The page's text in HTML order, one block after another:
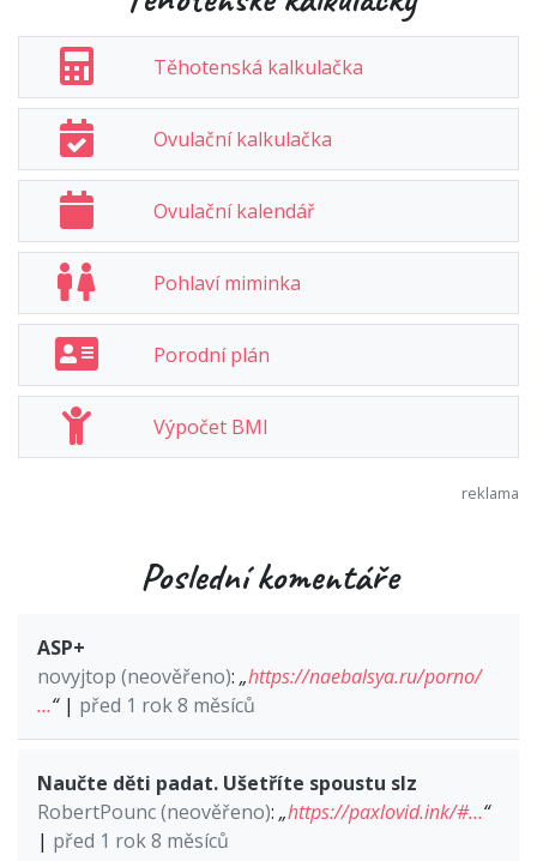
Těhotenská kalkulačka
Ovulační kalkulačka
Ovulační kalendář
Pohlaví miminka
Porodní plán
Výpočet BMI
Poslední komentáře
ASP+
novyjtop (neověřeno): „https://naebalsya.ru/porno/
…“| před 1 rok 8 měsíců
Naučte děti padat. Ušetříte spoustu slz
RobertPounc (neověřeno): „https://paxlovid.ink/#…“
| před 1 rok 8 měsíců